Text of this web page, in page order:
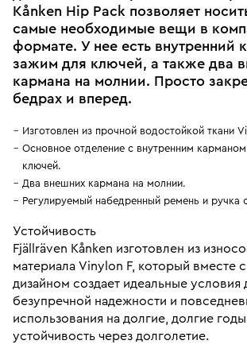
Kånken Hip Pack позволяет
самые необходимые вещи в
формате. У нее есть внутренний
зажим для ключей, а также два
кармана на молнии. Просто
бедрах и вперед.
Изготовлен из прочной водостойкой ткани
Основное отделение с внутренним
ключей.
Два внешних кармана на молнии.
Регулируемый набедренный ремень и ручка
Устойчивость
Fjällräven Kånken изготовлен из
материала Vinylon F, который вместе
дизайном создает идеальные условия
безупречной надежности и
использования на долгие, долгие
устойчивость через долголетие.